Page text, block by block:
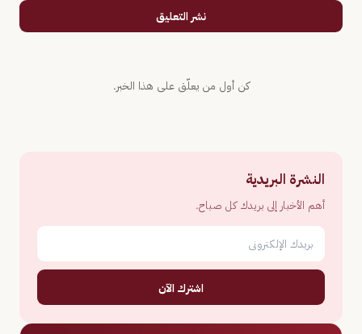
نشر التعليق
كن أول من يعلّق على هذا الخبر.
النشرة البريدية
أهم الأخبار إلى بريدك كل صباح.
اشترك الآن